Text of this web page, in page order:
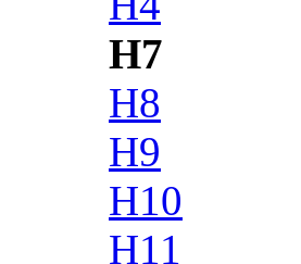
H7
H8
H9
H10
H11